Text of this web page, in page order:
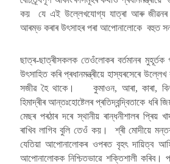
কয় যে এই উল্লেখযোগ্য যাত্ৰা আৰু জীৱনৰ
আৰম্ভ কৰাৰ উৎসাহৰ পৰা আপোনালোকে বহুত
ছাত্ৰ-ছাত্ৰীসকলক তেওঁলোকৰ বৰ্তমানৰ মুহূৰ্তক
উৎসাহিত কৰি প্ৰধানমন্ত্ৰীয়ে হাস্যৰসেৰে
সজীৱ হৈ থাকে। কুমাওন, আৰা, কাৰা,
হিমাদ্ৰীৰ আন্তঃহোষ্টেলৰ প্ৰতিদ্বন্দ্বিতাকে ধৰি
মেছৰ পৰঠাৰ দৰে স্থানীয় ৰান্ধনীশালৰ প্ৰিয়
ৰাখিব লাগিব বুলি তেওঁ কয়। শ্ৰী মোদীয়ে
যেতিয়া আপোনালোকৰ ওপৰত বৃহৎ দায়িত্ব
আপোনালোকক নিশ্চিতভাৱে শক্তিশালী কৰিব।